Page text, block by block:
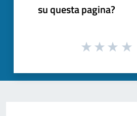
su questa pagina?